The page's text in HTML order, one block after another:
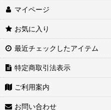
マイページ
お気に入り
最近チェックしたアイテム
特定商取引法表示
ご利用案内
お問い合わせ